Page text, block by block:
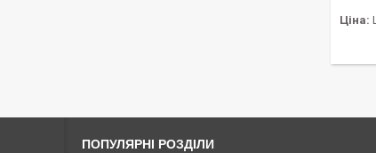
Ціна:
ПОПУЛЯРНІ РОЗДІЛИ